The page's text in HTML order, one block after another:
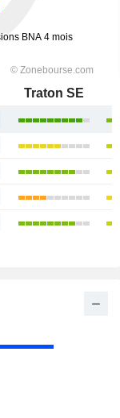
Traton SE